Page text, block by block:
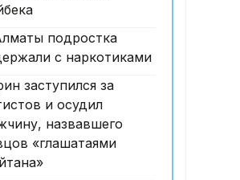
қай саланың
ұсынылады?
Тамыз 2026
жолаушы мінген
әуе таксиі алғаш
көтерілді
подростка
с наркотиками
заступился за
и осудил
назвавшего
«глашатаями